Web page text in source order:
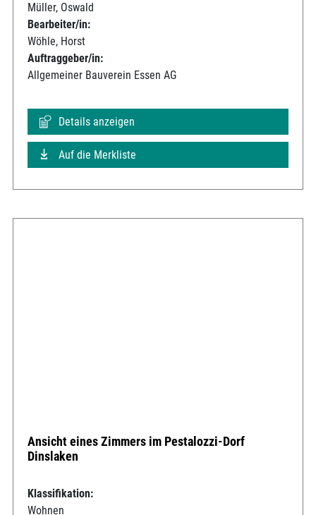
Müller, Oswald
Bearbeiter/in:
Wöhle, Horst
Auftraggeber/in:
Allgemeiner Bauverein Essen AG
Details anzeigen
Auf die Merkliste
Ansicht eines Zimmers im Pestalozzi-Dorf
Dinslaken
Klassifikation:
Wohnen